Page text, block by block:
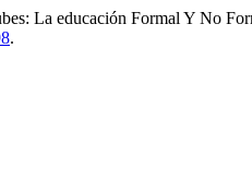
La educación Formal Y No
.